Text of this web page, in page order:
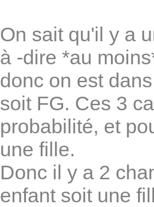
On sait qu'il y a
à -dire *au
donc on est
soit FG. Ces 3
probabilité, et
une fille.
Donc il y a 2
enfant soit une